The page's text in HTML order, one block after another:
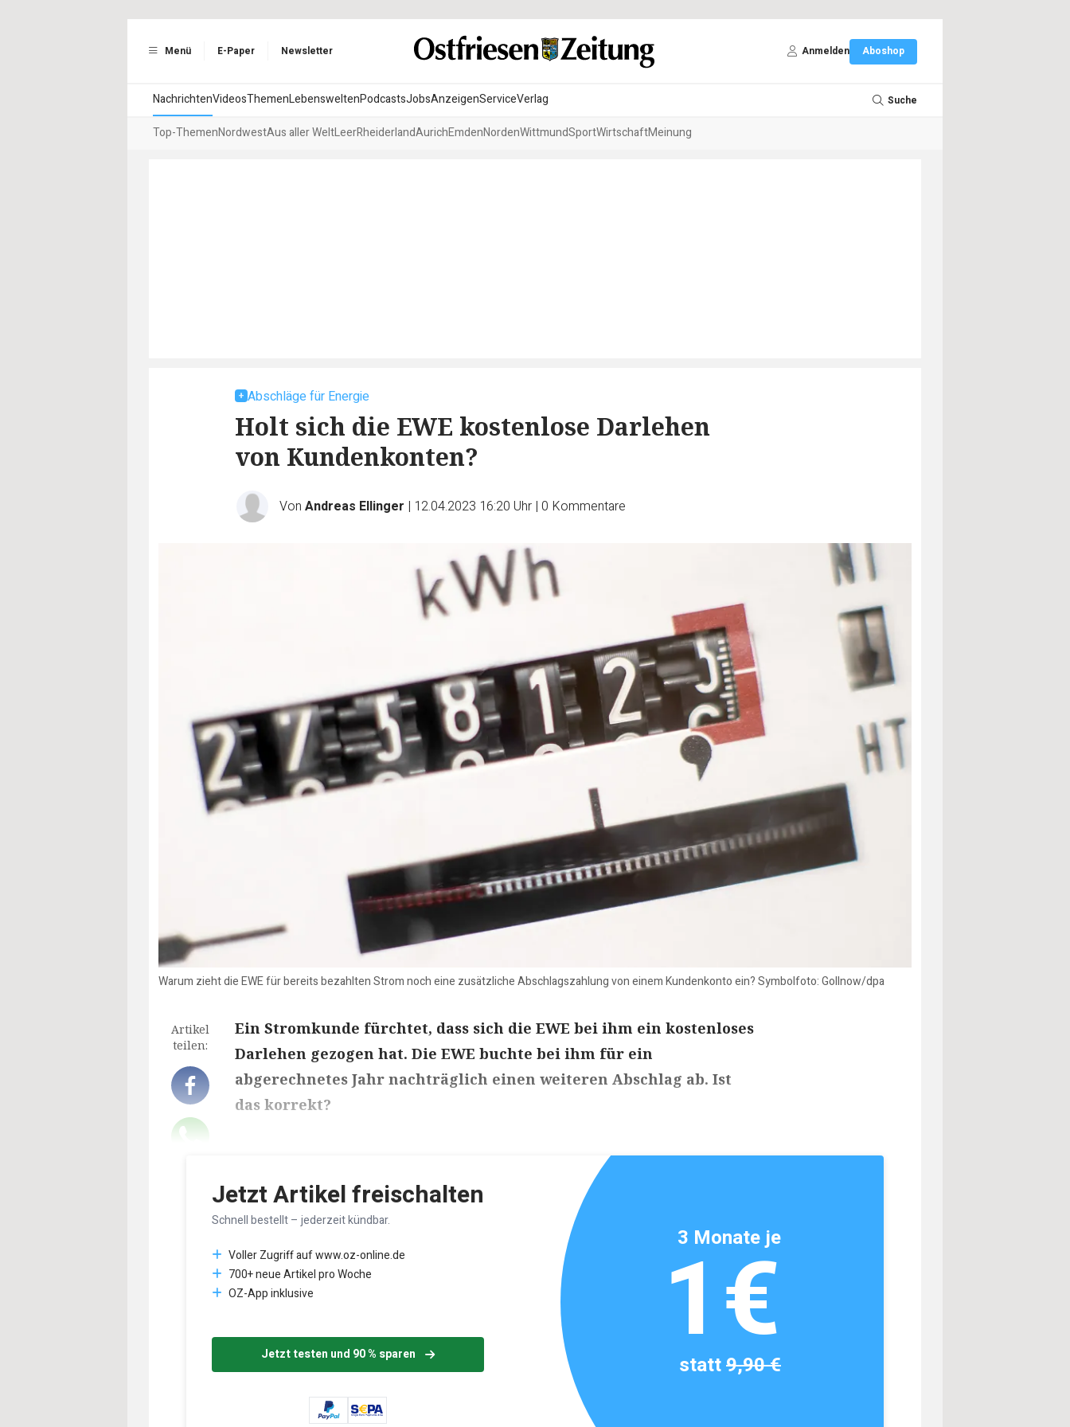
Menü E-Paper Newsletter Anmelden Aboshop
NachrichtenVideosThemenLebensweltenPodcastsJobsAnzeigenServiceVerlag Suche
Top-ThemenNordwestAus aller WeltLeerRheiderlandAurichEmdenNordenWittmundSportWirtschaftMeinung
Abschläge für Energie
Holt sich die EWE kostenlose Darlehen
von Kundenkonten?
Von Andreas Ellinger | 12.04.2023 16:20 Uhr | 0 Kommentare
Warum zieht die EWE für bereits bezahlten Strom noch eine zusätzliche Abschlagszahlung von einem Kundenkonto ein? Symbolfoto: Gollnow/dpa
Artikel
teilen:
Ein Stromkunde fürchtet, dass sich die EWE bei ihm ein kostenloses
Darlehen gezogen hat. Die EWE buchte bei ihm für ein
abgerechnetes Jahr nachträglich einen weiteren Abschlag ab. Ist
das korrekt?
Jetzt Artikel freischalten
Schnell bestellt – jederzeit kündbar.
Voller Zugriff auf www.oz-online.de
700+ neue Artikel pro Woche
OZ-App inklusive
Jetzt testen und 90 % sparen
3 Monate je
1€
statt9,90 €